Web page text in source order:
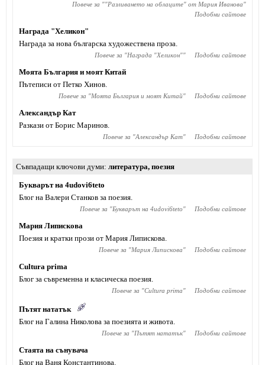
Повече за ""Разливането на облаците" от Мария Иванова"
Подобни сайтове
Награда "Хеликон"
Награда за нова българска художествена проза.
Повече за "Награда "Хеликон"" Подобни сайтове
Моята България и моят Китай
Пътеписи от Петко Хинов.
Повече за "Моята България и моят Китай" Подобни сайтове
Александър Кат
Разкази от Борис Маринов.
Повече за "Александър Кат" Подобни сайтове
Съвпадащи ключови думи литература, поезия
Букварът на 4udovi6teto
Блог на Валери Станков за поезия.
Повече за "Букварът на 4udovi6teto" Подобни сайтове
Мария Липискова
Поезия и кратки прози от Мария Липискова.
Повече за "Мария Липискова" Подобни сайтове
Cultura prima
Блог за съвременна и класическа поезия.
Повече за "Cultura prima" Подобни сайтове
Пътят нататък
Блог на Галина Николова за поезията и живота.
Повече за "Пътят нататък" Подобни сайтове
Стаята на сънувача
Блог на Ваня Константинова.